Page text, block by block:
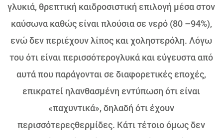
γλυκιά, θρεπτική καιδροσιστική επιλογή μέσα στον
καύσωνα καθώς είναι πλούσια σε νερό (80 –94%),
ενώ δεν περιέχουν λίπος και χοληστερόλη. Λόγω
του ότι είναι περισσότερογλυκά και εύγευστα από
αυτά που παράγονται σε διαφορετικές εποχές,
επικρατεί ηλανθασμένη εντύπωση ότι είναι
«παχυντικά», δηλαδή ότι έχουν
περισσότερεςθερμίδες. Κάτι τέτοιο όμως δεν